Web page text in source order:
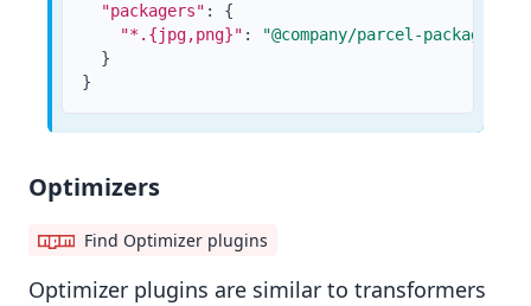
"packagers" :
{
"*.{jpg,png}" :
"@company/parcel-packager-
}
}
Optimizers
Find Optimizer plugins
Optimizer plugins are similar to transformers